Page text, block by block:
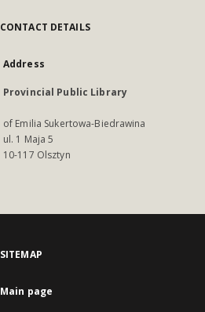
CONTACT DETAILS
Address
Provincial Public Library
of Emilia Sukertowa-Biedrawina
ul. 1 Maja 5
10-117 Olsztyn
SITEMAP
Main page